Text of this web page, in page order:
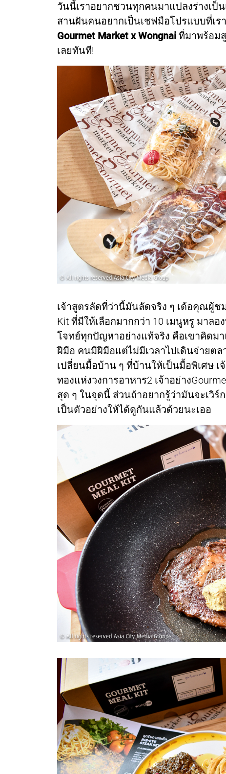
วันนี้เราอยากชวนทุกคนมาแปลงร่างเป็
สานฝันคนอยากเป็นเชฟมือโปรแบบที่เร
Gourmet Market x Wongnai ที่มาพร้อม
เลยทันที!
เจ้าสูตรลัดที่ว่านี้มันลัดจริง ๆ เด้อคุณผู้ชม
Kit ที่มีให้เลือกมากกว่า 10 เมนูหรู มาล
โจทย์ทุกปัญหาอย่างแท้จริง คือเขาคิดม
ฝีมือ คนมีฝีมือแต่ไม่มีเวลาไปเดินจ่ายต
เปลี่ยนมื้อบ้าน ๆ ที่บ้านให้เป็นมื้อพิเศษ เ
ทองแห่งวงการอาหาร2 เจ้าอย่าง
สุด ๆ ในจุดนี้ ส่วนถ้าอยากรู้ว่ามันจะเวิร์
เป็นตัวอย่างให้ได้ดูกันแล้วด้วยนะเออ